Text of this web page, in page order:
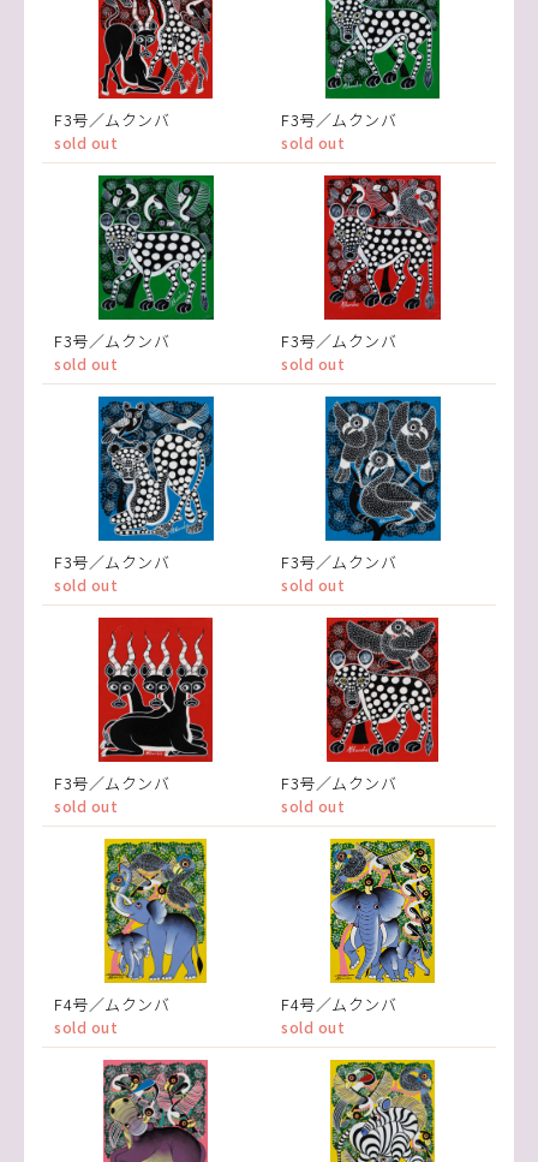
F3号／ムクンバ
sold out
F3号／ムクンバ
sold out
F3号／ムクンバ
sold out
F3号／ムクンバ
sold out
F3号／ムクンバ
sold out
F3号／ムクンバ
sold out
F3号／ムクンバ
sold out
F3号／ムクンバ
sold out
F4号／ムクンバ
sold out
F4号／ムクンバ
sold out